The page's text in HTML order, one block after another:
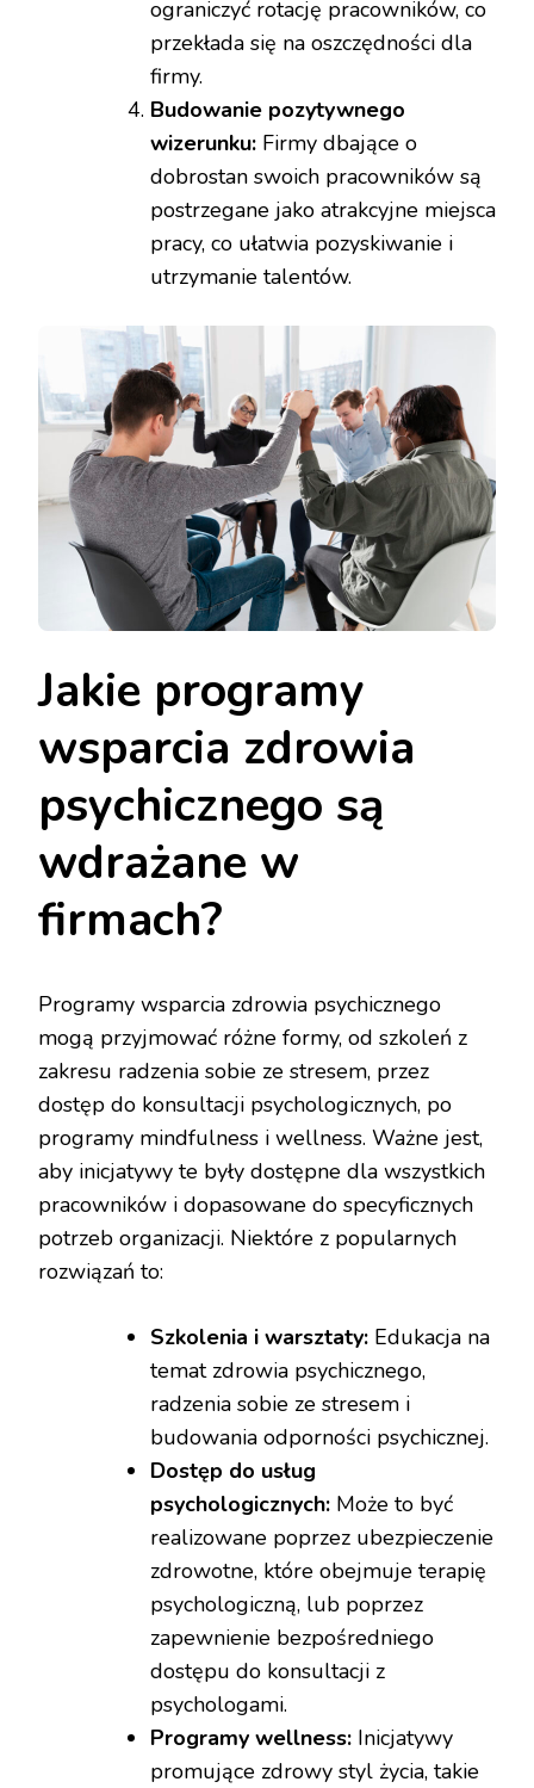
ograniczyć rotację pracowników, co
przekłada się na oszczędności dla
firmy.
Budowanie pozytywnego
wizerunku: Firmy dbające o
dobrostan swoich pracowników są
postrzegane jako atrakcyjne miejsca
pracy, co ułatwia pozyskiwanie i
utrzymanie talentów.
Jakie programy
wsparcia zdrowia
psychicznego są
wdrażane w
firmach?
Programy wsparcia zdrowia psychicznego
mogą przyjmować różne formy, od szkoleń z
zakresu radzenia sobie ze stresem, przez
dostęp do konsultacji psychologicznych, po
programy mindfulness i wellness. Ważne jest,
aby inicjatywy te były dostępne dla wszystkich
pracowników i dopasowane do specyficznych
potrzeb organizacji. Niektóre z popularnych
rozwiązań to:
Szkolenia i warsztaty: Edukacja na
temat zdrowia psychicznego,
radzenia sobie ze stresem i
budowania odporności psychicznej.
Dostęp do usług
psychologicznych: Może to być
realizowane poprzez ubezpieczenie
zdrowotne, które obejmuje terapię
psychologiczną, lub poprzez
zapewnienie bezpośredniego
dostępu do konsultacji z
psychologami.
Programy wellness: Inicjatywy
promujące zdrowy styl życia, takie